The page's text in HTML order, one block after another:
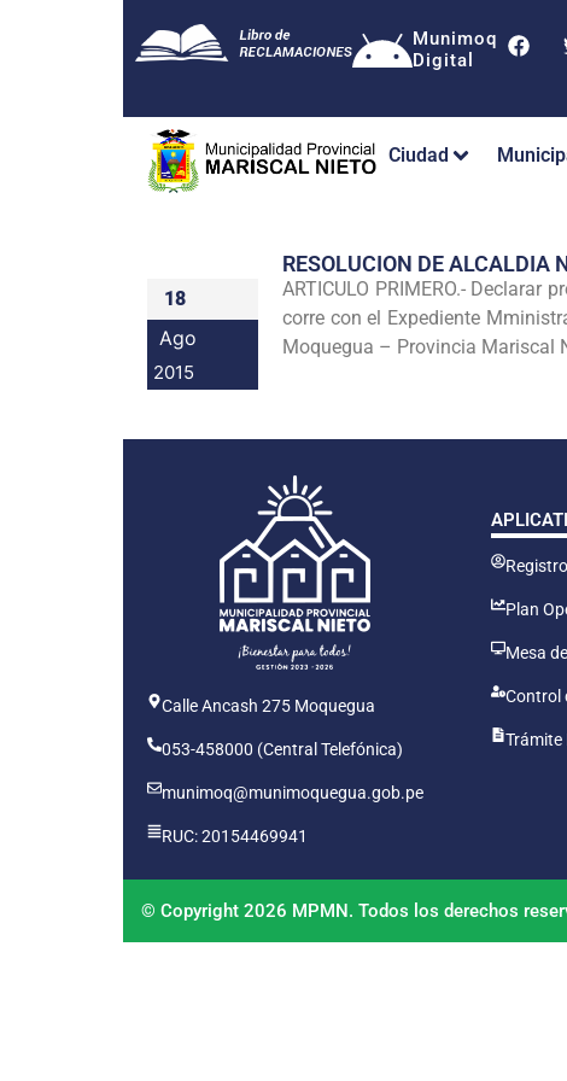
Munimoq
Digital
Ciudad
18
Ago
2015
RESOLUCION DE
ARTICULO PRIMERO.- Declarar
corre con el Expediente
Moquegua – Provincia Mariscal
Calle Ancash 275 Moquegua
053-458000 (Central Telefónica)
munimoq@munimoquegua.gob.pe
RUC: 20154469941
Plan
Mesa
Control
Trámite
© Copyright 2026 MPMN. Todos los derechos